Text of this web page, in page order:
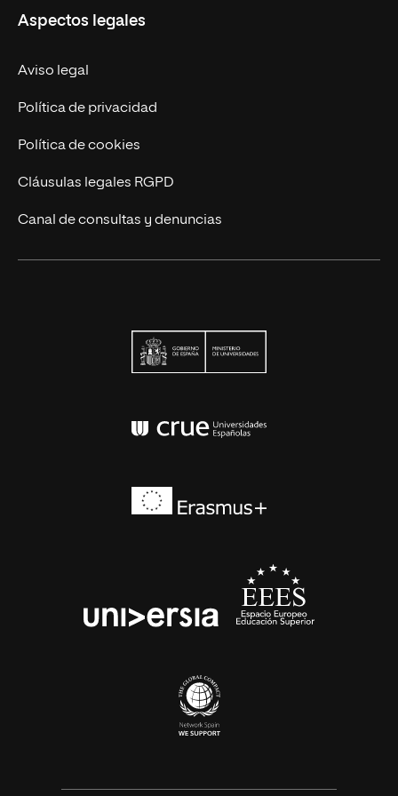
Trabaja en UNIR
Actualidad UNIR
Contáctanos
Aspectos legales
Aviso legal
Política de privacidad
Política de cookies
Cláusulas legales RGPD
Canal de consultas y denuncias